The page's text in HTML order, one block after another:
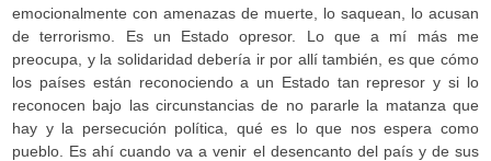
emocionalmente con amenazas de muerte, lo saquean, lo acusan
de terrorismo. Es un Estado opresor. Lo que a mí más me
preocupa, y la solidaridad debería ir por allí también, es que cómo
los países están reconociendo a un Estado tan represor y si lo
reconocen bajo las circunstancias de no pararle la matanza que
hay y la persecución política, qué es lo que nos espera como
pueblo. Es ahí cuando va a venir el desencanto del país y de sus